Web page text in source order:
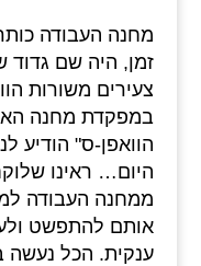
מחנה העבודה
זמן, היה שם
צעירים משורות
במפקדת מחנה
הוואפן-ס" הודיע
היום… ראינו
ממחנה העבודה
אותם להתפשט
ענקית. הכל נעשה